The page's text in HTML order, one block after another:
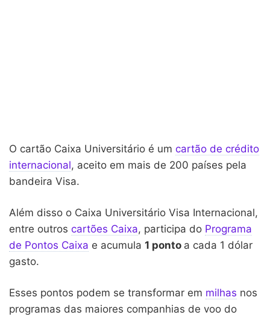
O cartão Caixa Universitário é um cartão de crédito
internacional, aceito em mais de 200 países pela
bandeira Visa.
Além disso o Caixa Universitário Visa Internacional,
entre outros cartões Caixa, participa do Programa
de Pontos Caixa e acumula 1 ponto a cada 1 dólar
gasto.
Esses pontos podem se transformar em milhas nos
programas das maiores companhias de voo do